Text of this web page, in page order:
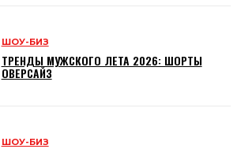
ШОУ-БИЗ
ТРЕНДЫ МУЖСКОГО ЛЕТА 2026: ШОРТЫ
ОВЕРСАЙЗ
ШОУ-БИЗ